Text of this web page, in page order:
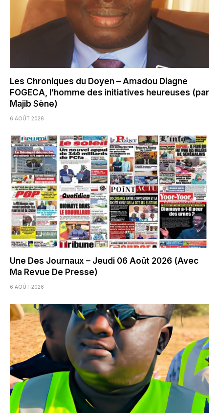
Les Chroniques du Doyen – Amadou Diagne
FOGECA, l’homme des initiatives heureuses (par
Majib Sène)
6 AOÛT 2026
Une Des Journaux – Jeudi 06 Août 2026 (Avec
Ma Revue De Presse)
6 AOÛT 2026